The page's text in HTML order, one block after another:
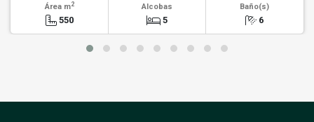
Área m2
550
Alcobas
5
Baño(s)
6